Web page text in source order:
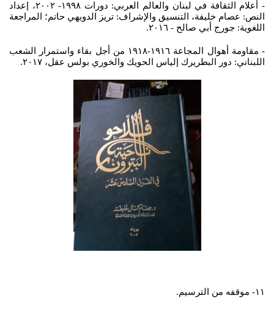
- أعلام الثقافة في لبنان والعالم العربي: دورات ١٩٩٨- ٢٠٠٢، إعداد
النص: عصام خليفة، التنسيق والإشراف: تريز الدويهي حاتم؛ المراجعة
اللغوية: جورج أبي صالح - ٢٠١٦.
- مقاومة أهوال المجاعة ١٩١٦-١٩١٨ من أجل بقاء واستمرار الشعب
اللبناني: دور البطريرك إلياس الحويك والخوري بولس عقل، ٢٠١٧.
١١- موقفه من الترسيم.